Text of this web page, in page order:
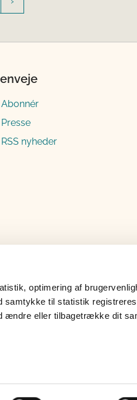
optimering af
samtykke til statistik
ændre eller tilbagetrække dit
Abonnér
Presse
RSS nyheder
Læs op